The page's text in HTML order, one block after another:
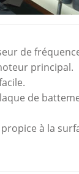
de
principal.
de
à la